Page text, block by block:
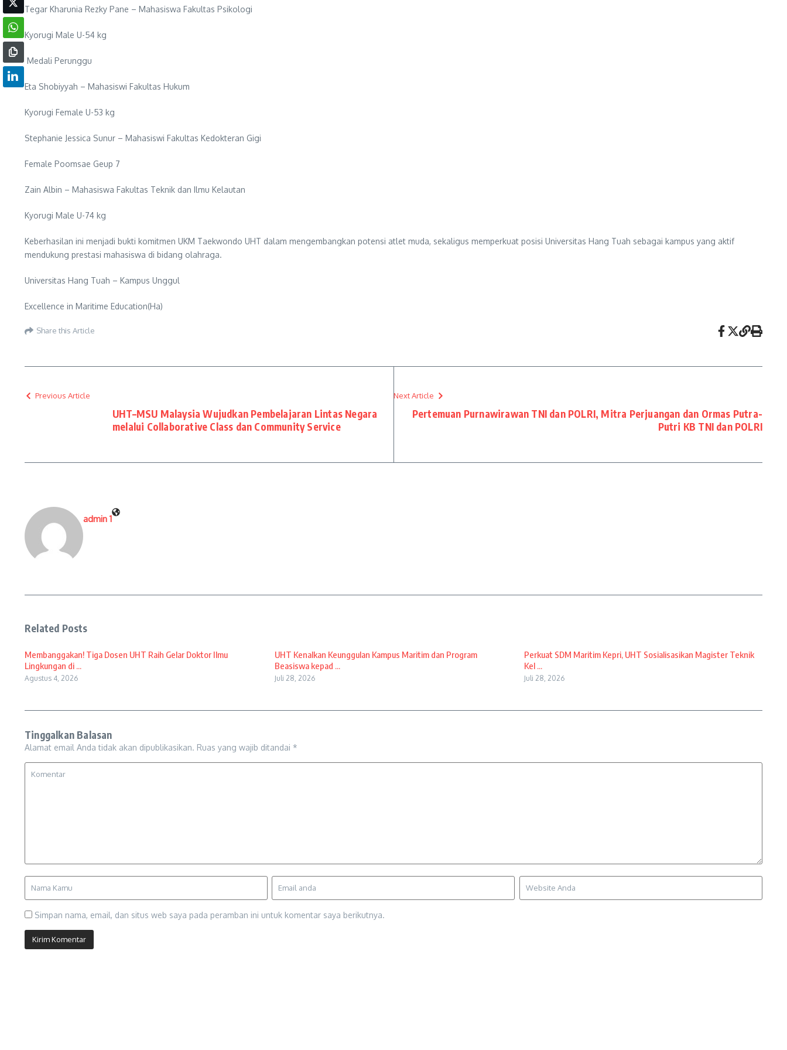
Tegar Kharunia Rezky Pane – Mahasiswa Fakultas Psikologi
Kyorugi Male U-54 kg
Medali Perunggu
Eta Shobiyyah – Mahasiswi Fakultas Hukum
Kyorugi Female U-53 kg
Stephanie Jessica Sunur – Mahasiswi Fakultas Kedokteran Gigi
Female Poomsae Geup 7
Zain Albin – Mahasiswa Fakultas Teknik dan Ilmu Kelautan
Kyorugi Male U-74 kg
Keberhasilan ini menjadi bukti komitmen UKM Taekwondo UHT dalam mengembangkan potensi atlet muda, sekaligus memperkuat posisi Universitas Hang Tuah sebagai kampus yang aktif
mendukung prestasi mahasiswa di bidang olahraga.
Universitas Hang Tuah – Kampus Unggul
Excellence in Maritime Education(Ha)
Share this Article
Previous Article
UHT–MSU Malaysia Wujudkan Pembelajaran Lintas Negara
melalui Collaborative Class dan Community Service
Next Article
Pertemuan Purnawirawan TNI dan POLRI, Mitra Perjuangan dan Ormas Putra-
Putri KB TNI dan POLRI
admin 1
Related Posts
Membanggakan! Tiga Dosen UHT Raih Gelar Doktor Ilmu
Lingkungan di ...
Agustus 4, 2026
UHT Kenalkan Keunggulan Kampus Maritim dan Program
Beasiswa kepad ...
Juli 28, 2026
Perkuat SDM Maritim Kepri, UHT Sosialisasikan Magister Teknik
Kel ...
Juli 28, 2026
Tinggalkan Balasan
Alamat email Anda tidak akan dipublikasikan. Ruas yang wajib ditandai *
Simpan nama, email, dan situs web saya pada peramban ini untuk komentar saya berikutnya.